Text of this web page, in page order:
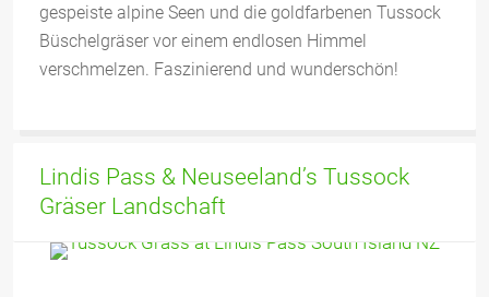
gespeiste alpine Seen und die goldfarbenen Tussock
Büschelgräser vor einem endlosen Himmel
verschmelzen. Faszinierend und wunderschön!
Lindis Pass & Neuseeland’s Tussock
Gräser Landschaft